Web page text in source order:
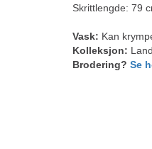
Skrittlengde: 79
Vask: Kan
Kolleksjon:
Brodering? Se